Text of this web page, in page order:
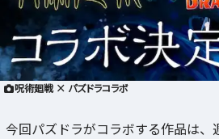
呪術廻戦 × パズドラコラボ
今回パズドラがコラボする作品は、